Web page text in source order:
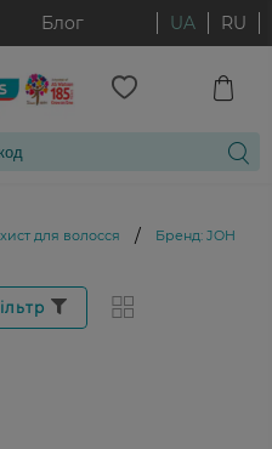
Блог UA RU
для волосся / Бренд: JOHN